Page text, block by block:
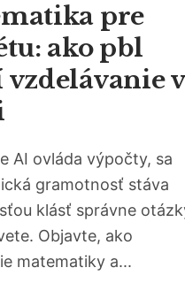
pre
ako pbl
v
AI ovláda výpočty, sa
gramotnosť stáva
klásť správne
Objavte, ako
matematiky a...